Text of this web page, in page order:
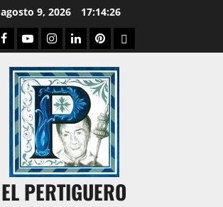
agosto 9, 2026 17:14:27
Facebook
YoutubeInstagram
LinkedPinterestDribbble
EL PERTIGUERO